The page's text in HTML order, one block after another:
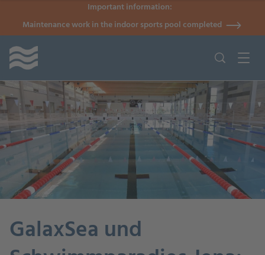
Important information:
Maintenance work in the indoor sports pool completed
GalaxSea und